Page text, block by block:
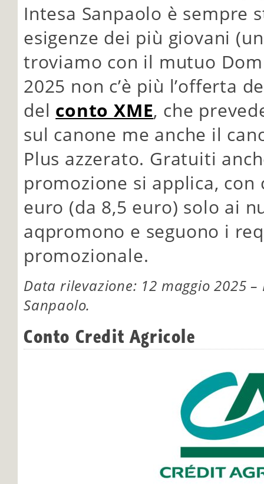
Intesa Sanpaolo è sempre
esigenze dei più giovani
troviamo con il mutuo
2025 non c’è più l’offerta
del conto XME, che
sul canone me anche il
Plus azzerato. Gratuiti
promozione si applica, con
euro (da 8,5 euro) solo ai
aqpromono e seguono i
promozionale.
Data rilevazione: 12 maggio 2025 –
Sanpaolo.
Conto Credit Agricole